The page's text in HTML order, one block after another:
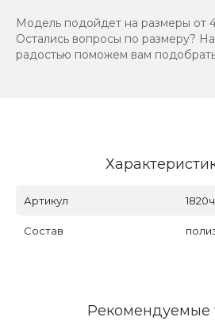
Модель подойдет на размеры от
Остались вопросы по размеру?
радостью поможем вам
Артикул 1820ч
Состав
Рекомендуемые